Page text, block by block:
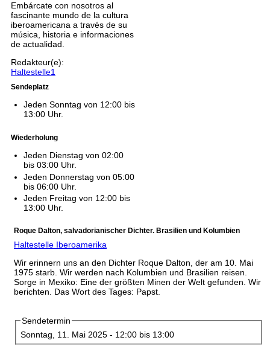
Embárcate con nosotros al
fascinante mundo de la cultura
iberoamericana a través de su
música, historia e informaciones
de actualidad.
Redakteur(e):
Haltestelle1
Sendeplatz
Jeden Sonntag von 12:00 bis
13:00 Uhr.
Wiederholung
Jeden Dienstag von 02:00
bis 03:00 Uhr.
Jeden Donnerstag von 05:00
bis 06:00 Uhr.
Jeden Freitag von 12:00 bis
13:00 Uhr.
Roque Dalton, salvadorianischer Dichter. Brasilien und Kolumbien
Haltestelle Iberoamerika
Wir erinnern uns an den Dichter Roque Dalton, der am 10. Mai
1975 starb. Wir werden nach Kolumbien und Brasilien reisen.
Sorge in Mexiko: Eine der größten Minen der Welt gefunden. Wir
berichten. Das Wort des Tages: Papst.
Sendetermin
Sonntag, 11. Mai 2025 - 12:00 bis 13:00